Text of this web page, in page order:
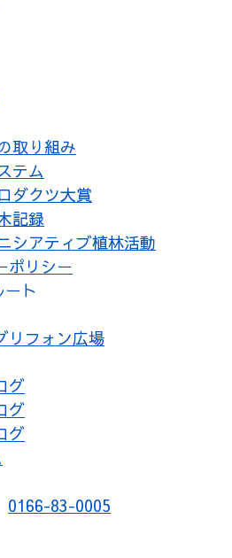
取り組み
テム
ダクツ大賞
記録
シアティブ植林活動
ポリシー
ト
リフォン広場
グ
グ
グ
0166-83-0005